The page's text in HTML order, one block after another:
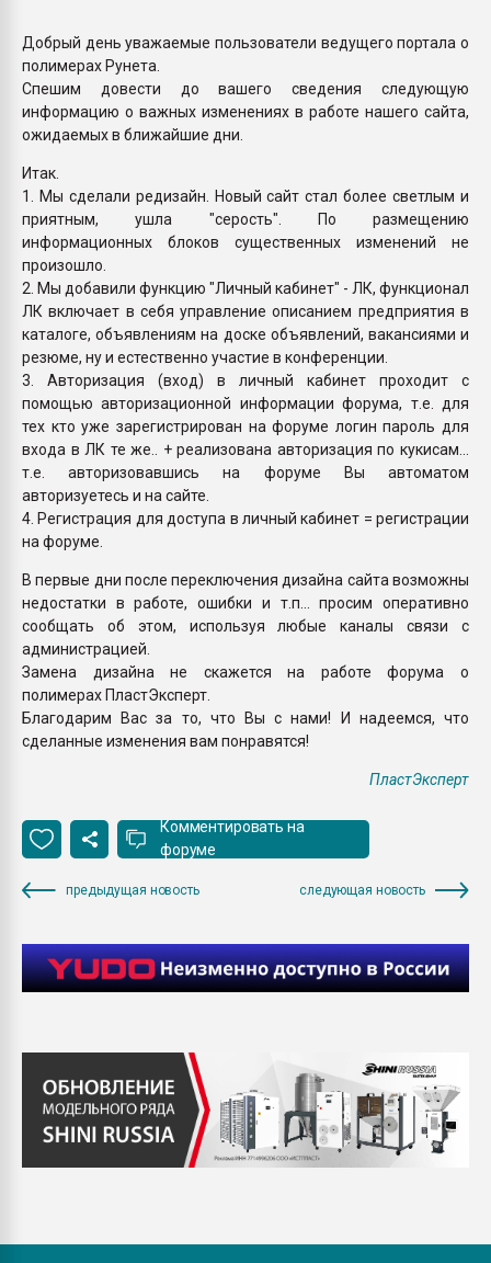
ПЕРЕЙТИ НА
Добрый день уважаемые пользователи ведущего портала о
полимерах Рунета.
Спешим довести до вашего сведения следующую
информацию о важных изменениях в работе нашего сайта,
ожидаемых в ближайшие дни.
Итак.
1. Мы сделали редизайн. Новый сайт стал более светлым и
приятным, ушла "серость". По размещению
информационных блоков существенных изменений не
произошло.
2. Мы добавили функцию "Личный кабинет" - ЛК, функционал
ЛК включает в себя управление описанием предприятия в
каталоге, объявлениям на доске объявлений, вакансиями и
резюме, ну и естественно участие в конференции.
3. Авторизация (вход) в личный кабинет проходит с
помощью авторизационной информации форума, т.е. для
тех кто уже зарегистрирован на форуме логин пароль для
входа в ЛК те же.. + реализована авторизация по кукисам...
т.е. авторизовавшись на форуме Вы автоматом
авторизуетесь и на сайте.
4. Регистрация для доступа в личный кабинет = регистрации
на форуме.
В первые дни после переключения дизайна сайта возможны
недостатки в работе, ошибки и т.п... просим оперативно
сообщать об этом, используя любые каналы связи с
администрацией.
Замена дизайна не скажется на работе форума о
полимерах ПластЭксперт.
Благодарим Вас за то, что Вы с нами! И надеемся, что
сделанные изменения вам понравятся!
ПластЭксперт
Комментировать на
форуме
предыдущая новость следующая новость